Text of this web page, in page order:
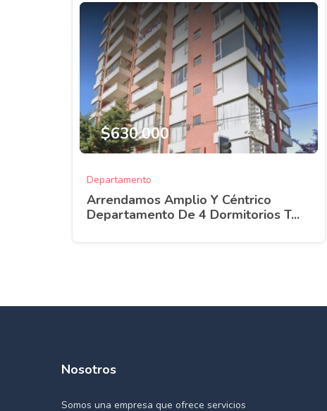
$630.000
Departamento
Arrendamos Amplio Y Céntrico
Departamento De 4 Dormitorios T...
Nosotros
Somos una empresa que ofrece servicios